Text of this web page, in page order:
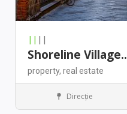
|| ||
Shoreline Village..
property, real estate
Antique storesDirecţie